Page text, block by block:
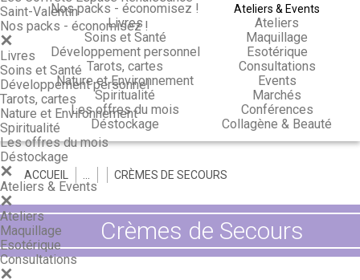
Saint-Valentin
Nos packs - économisez !
Livres
Soins et Santé
Développement personnel
Tarots, cartes
Nature et Environnement
Spiritualité
Les offres du mois
Déstockage
Ateliers & Events
Ateliers
Maquillage
Esotérique
Consultations
Nos packs - économisez !
Livres
Soins et Santé
Développement personnel
Tarots, cartes
Nature et Environnement
Spiritualité
Les offres du mois
Déstockage
Ateliers & Events
Ateliers
Maquillage
Esotérique
Consultations
Events
Marchés
Conférences
Collagène & Beauté
ACCUEIL CRÈMES DE SECOURS
Crèmes de Secours